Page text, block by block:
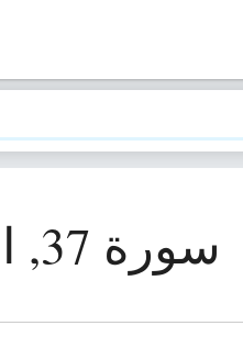
سورة 37, الصافات (الصافات)